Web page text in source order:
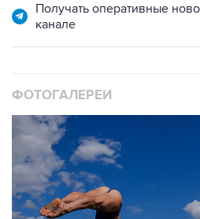
Получать оперативные
канале
ФОТОГАЛЕРЕИ